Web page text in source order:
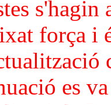
força i
es